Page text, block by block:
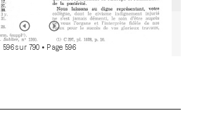
596 sur 790 • Page 596